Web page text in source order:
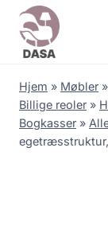
Skip
content
Hjem » Møbler »
Billige reoler »
Bogkasser »